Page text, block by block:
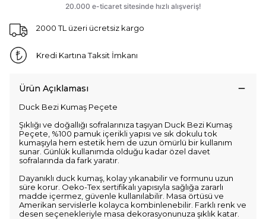
2000 TL üzeri ücretsiz kargo
Kredi Kartına Taksit İmkanı
Ürün Açıklaması
Duck Bezi Kumaş Peçete
Şıklığı ve doğallığı sofralarınıza taşıyan Duck Bezi Kumaş
Peçete, %100 pamuk içerikli yapısı ve sık dokulu tok
kumaşıyla hem estetik hem de uzun ömürlü bir kullanım
sunar. Günlük kullanımda olduğu kadar özel davet
sofralarında da fark yaratır.
Dayanıklı duck kumaş, kolay yıkanabilir ve formunu uzun
süre korur. Oeko-Tex sertifikalı yapısıyla sağlığa zararlı
madde içermez, güvenle kullanılabilir. Masa örtüsü ve
Amerikan servislerle kolayca kombinlenebilir. Farklı renk ve
desen seçenekleriyle masa dekorasyonunuza şıklık katar.